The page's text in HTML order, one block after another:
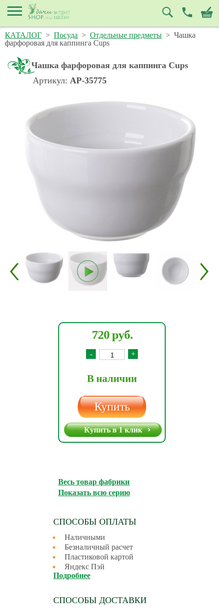
КАТАЛОГ > Посуда > Отдельные предметы > Чашка
фарфоровая для каппинга Cups
Чашка фарфоровая для каппинга Cups
Артикул: AP-35775
720 руб.
- +
В наличии
Купить
Купить в 1 клик
Весь товар фабрики
Показать всю серию
СПОСОБЫ ОПЛАТЫ
Наличными
Безналичный расчет
Пластиковой картой
Яндекс Пэй
Подробнее
СПОСОБЫ ДОСТАВКИ